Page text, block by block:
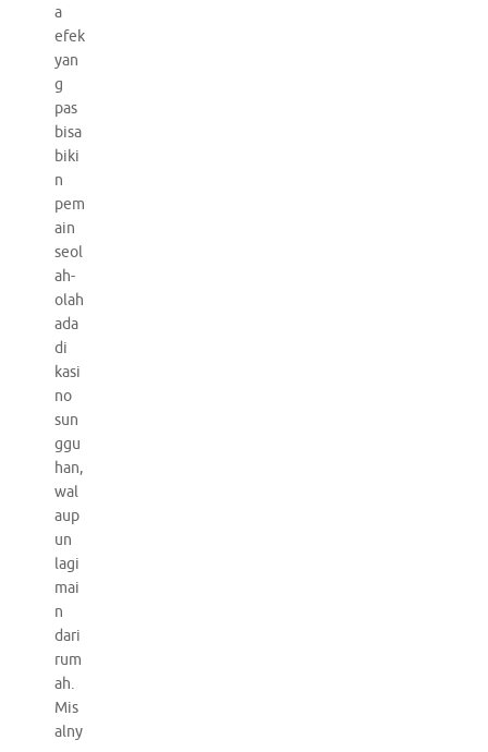
a
efek
yan
g
pas
bisa
biki
n
pem
ain
seol
ah-
olah
ada
di
kasi
no
sun
ggu
han,
wal
aup
un
lagi
mai
n
dari
rum
ah.
Mis
alny